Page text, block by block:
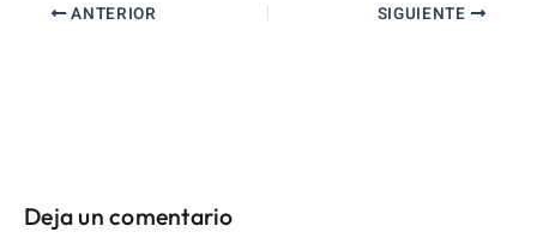
ANTERIOR SIGUIENTE
Deja un comentario